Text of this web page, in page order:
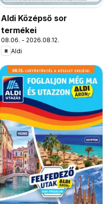
Aldi Középső sor
termékei
08.06. - 2026.08.12.
Aldi